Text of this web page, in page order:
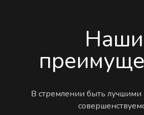
Наши
В стремлении быть лучшими